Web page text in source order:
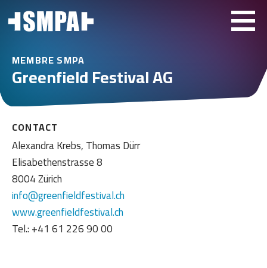
MEMBRE SMPA
Greenfield Festival AG
CONTACT
Alexandra Krebs, Thomas Dürr
Elisabethenstrasse 8
8004 Zürich
info@greenfieldfestival.ch
www.greenfieldfestival.ch
Tel.: +41 61 226 90 00